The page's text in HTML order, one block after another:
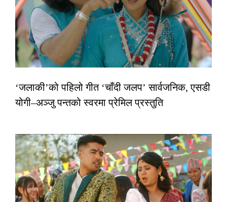
‘जलाकी’को पहिलो गीत ‘चाँदी जलप’ सार्वजनिक, एसडी
योगी–अञ्जु पन्तको स्वरमा प्रेमिल प्रस्तुति